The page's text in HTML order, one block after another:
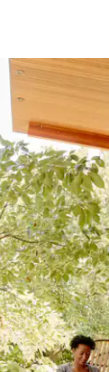
面をタッチま